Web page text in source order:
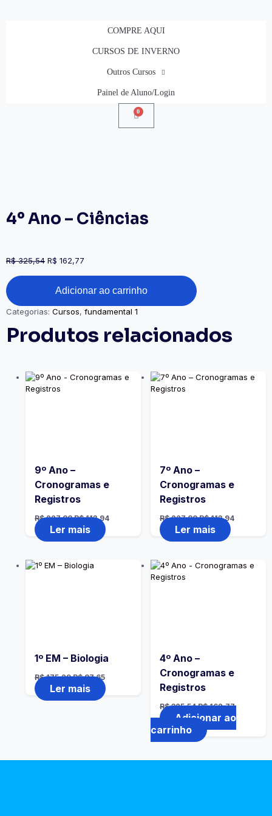
COMPRE AQUI
CURSOS DE INVERNO
Outros Cursos
Painel de Aluno/Login
0
4º Ano – Ciências
R$325,54 R$ 162,77
Adicionar ao carrinho
Categorias: Cursos, fundamental 1
Produtos relacionados
9º Ano –
Cronogramas e
Registros
R$227,88 R$113,94
Ler mais
7º Ano –
Cronogramas e
Registros
R$227,88 R$113,94
Ler mais
1º EM – Biologia
R$175,29 R$87,65
Ler mais
4º Ano –
Cronogramas e
Registros
R$325,54 R$162,77
Adicionar ao
carrinho